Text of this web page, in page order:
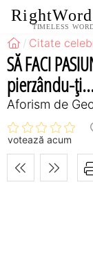
TIMELESS
Citate
SĂ FACI
pierzându-
Aforism de
votează acum